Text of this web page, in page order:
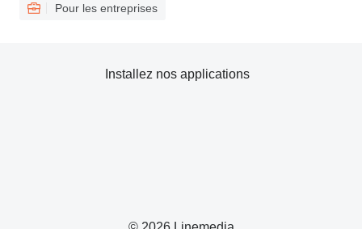
Pour les entreprises
Installez nos applications